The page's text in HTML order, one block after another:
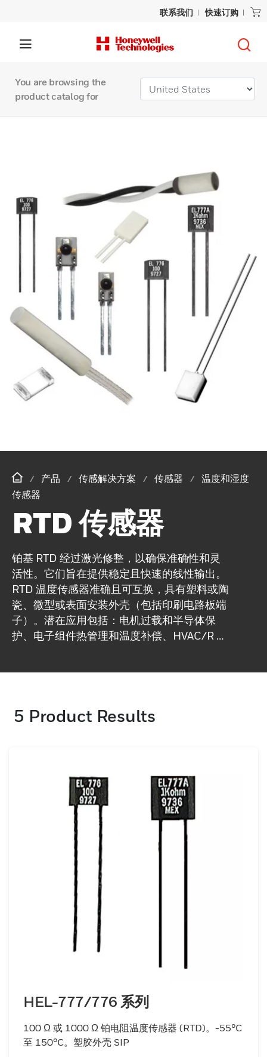
联系我们 快速订购
You are browsing the
product catalog for
产品 传感解决方案 传感器
温度和湿度
传感器
RTD 传感器
铂基 RTD 经过激光修整，以确保准确性和灵
活性。它们旨在提供稳定且快速的线性输出。
RTD 温度传感器准确且可互换，具有塑料或陶
瓷、微型或表面安装外壳（包括印刷电路板端
子）。潜在应用包括：电机过载和半导体保
护、电子组件热管理和温度补偿、HVAC/R 设
5 Product Results
HEL-777/776 系列
100 Ω 或 1000 Ω 铂电阻温度传感器 (RTD)。-55°C
至 150°C。塑胶外壳 SIP